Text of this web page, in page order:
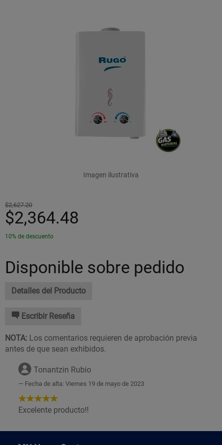
Imagen ilustrativa
$2,627.20
$2,364.48
10% de descuento
Disponible sobre pedido
Detalles del Producto
Escribir Reseña
NOTA: Los comentarios requieren de aprobación previa
antes de que sean exhibidos.
Tonantzin Rubio
Fecha de alta: Viernes 19 de mayo de 2023
5
de
Estrellas!
Excelente producto!!